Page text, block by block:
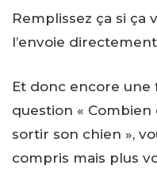
Remplissez ça si ça
l’envoie
Et donc encore une
question «
sortir son chien »,
compris mais plus